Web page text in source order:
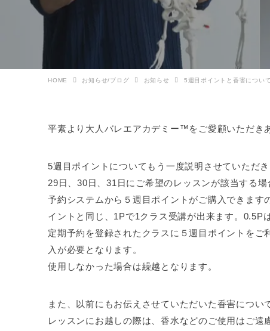
HOME お知らせ/ブログ お知らせ 5週目ポイントと香害について
平素より大人バレエアカデミー™をご愛顧いただき
5週目ポイントについてもう一度説明させていただき
29日、30日、31日にご希望のレッスンが該当する
予約システムから５週目ポイントがご購入できま
イントと同じ、1Pで1クラス受講が出来ます。0.5P
定期予約を登録されたクラスに５週目ポイントを
入が必要となります。
使用しなかった場合は繰越となります。
また、以前にもお伝えさせていただいた香害につい
レッスンにお越しの際は、香水などのご使用はご遠